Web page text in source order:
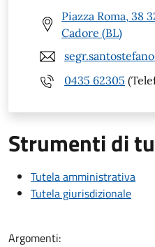
Piazza Roma, 38
Cadore (BL)
0435 62305
Strumenti di
Tutela amministrativa
Tutela giurisdizionale
Argomenti: